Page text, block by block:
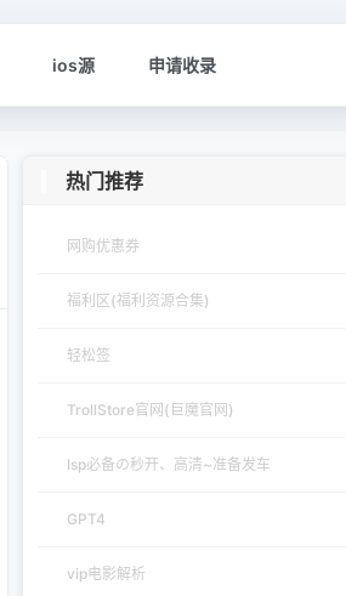
ios源 申请收录
热门推荐
网购优惠券
福利区(福利资源合集)
轻松签
TrollStore官网(巨魔官网)
lsp必备の秒开、高清~准备发车
GPT4
vip电影解析